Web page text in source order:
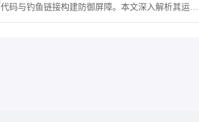
代码与钓鱼链接构建防御屏障。本文深入解析其运行